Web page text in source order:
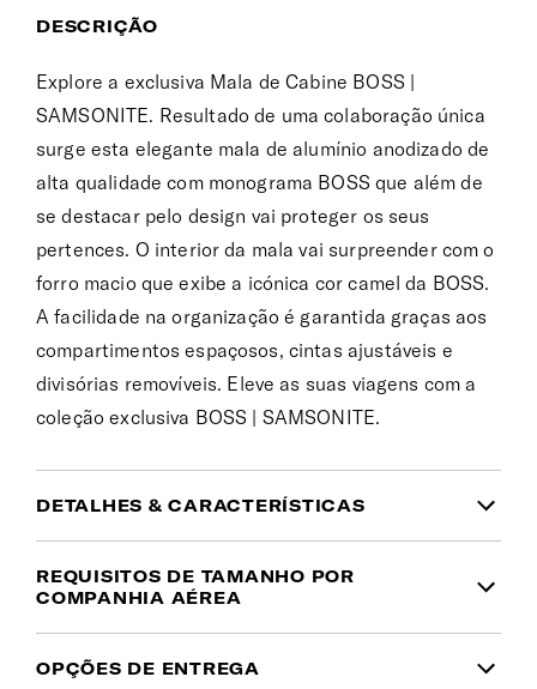
DESCRIÇÃO
Explore a exclusiva Mala de Cabine BOSS |
SAMSONITE. Resultado de uma colaboração única
surge esta elegante mala de alumínio anodizado de
alta qualidade com monograma BOSS que além de
se destacar pelo design vai proteger os seus
pertences. O interior da mala vai surpreender com o
forro macio que exibe a icónica cor camel da BOSS.
A facilidade na organização é garantida graças aos
compartimentos espaçosos, cintas ajustáveis e
divisórias removíveis. Eleve as suas viagens com a
coleção exclusiva BOSS | SAMSONITE.
DETALHES & CARACTERÍSTICAS
INFORMAÇÃO DO PRODUTO
Garantia
Garantia limitada de 10 anos
REQUISITOS DE TAMANHO POR
COMPANHIA AÉREA
Pode ser transportada no avião das seguintes
OPÇÕES DE ENTREGA